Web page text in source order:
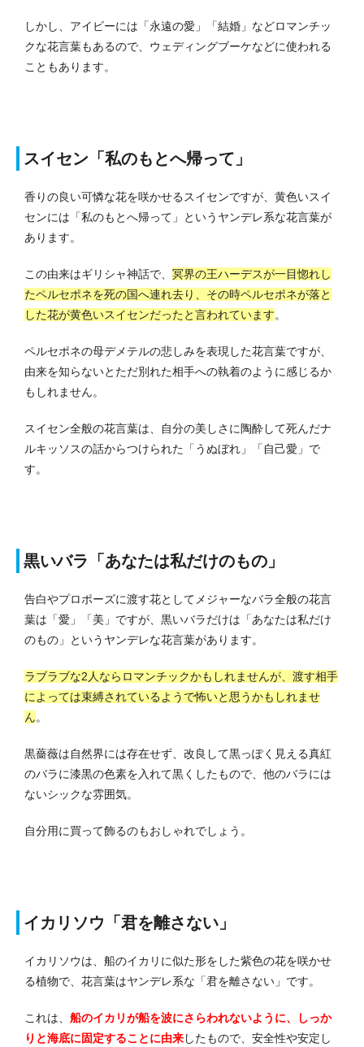
しかし、アイビーには「永遠の愛」「結婚」などロマンチッ
クな花言葉もあるので、ウェディングブーケなどに使われる
こともあります。
スイセン「私のもとへ帰って」
香りの良い可憐な花を咲かせるスイセンですが、黄色いスイ
センには「私のもとへ帰って」というヤンデレ系な花言葉が
あります。
この由来はギリシャ神話で、 冥界の王ハーデスが一目惚れし
たペルセポネを死の国へ連れ去り、その時ペルセポネが落と
した花が黄色いスイセンだったと言われています。
ペルセポネの母デメテルの悲しみを表現した花言葉ですが、
由来を知らないとただ別れた相手への執着のように感じるか
もしれません。
スイセン全般の花言葉は、自分の美しさに陶酔して死んだナ
ルキッソスの話からつけられた「うぬぼれ」「自己愛」で
す。
黒いバラ「あなたは私だけのもの」
告白やプロポーズに渡す花としてメジャーなバラ全般の花言
葉は「愛」「美」ですが、黒いバラだけは「あなたは私だけ
のもの」というヤンデレな花言葉があります。
ラブラブな2人ならロマンチックかもしれませんが、渡す相手
によっては束縛されているようで怖いと思うかもしれませ
ん。
黒薔薇は自然界には存在せず、改良して黒っぽく見える真紅
のバラに漆黒の色素を入れて黒くしたもので、他のバラには
ないシックな雰囲気。
自分用に買って飾るのもおしゃれでしょう。
イカリソウ「君を離さない」
イカリソウは、船のイカリに似た形をした紫色の花を咲かせ
る植物で、花言葉はヤンデレ系な「君を離さない」です。
これは、 船のイカリが船を波にさらわれないように、しっか
りと海底に固定することに由来したもので、安全性や安定し